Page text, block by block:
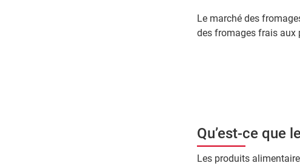
Le marché des
des fromages frais aux
Qu’est-ce que
Les produits